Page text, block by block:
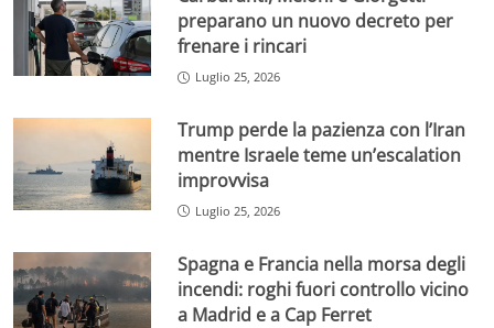
preparano un nuovo decreto per
frenare i rincari
Luglio 25, 2026
Trump perde la pazienza con l’Iran
mentre Israele teme un’escalation
improvvisa
Luglio 25, 2026
Spagna e Francia nella morsa degli
incendi: roghi fuori controllo vicino
a Madrid e a Cap Ferret